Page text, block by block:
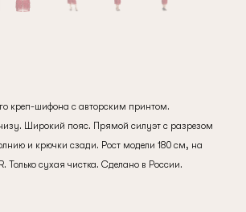
креп-шифона с авторским принтом.
Широкий пояс. Прямой силуэт с разрезом
и крючки сзади. Рост модели 180 см, на
Только сухая чистка. Сделано в России.